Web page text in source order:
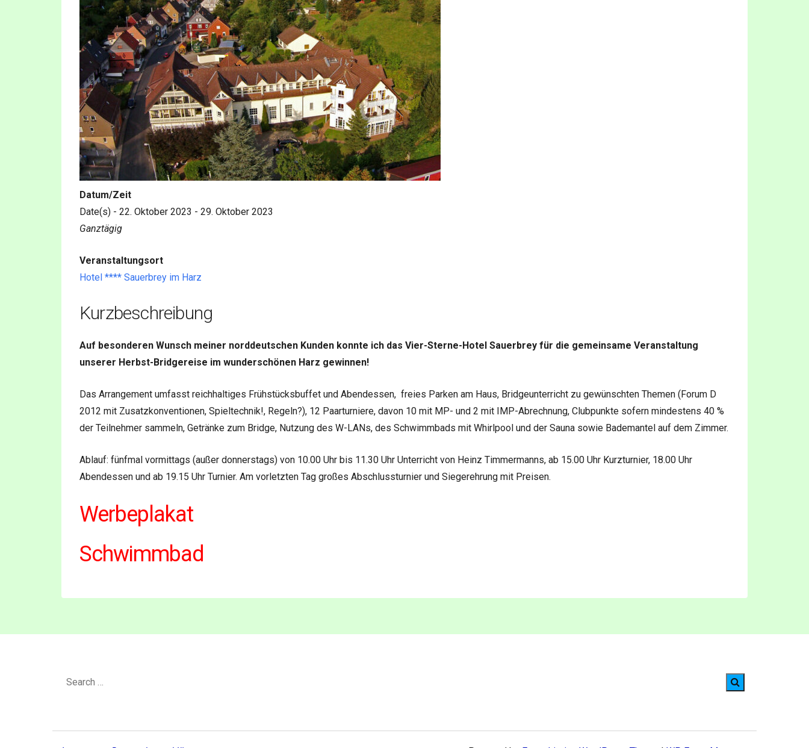
Datum/Zeit
Date(s) - 22. Oktober 2023 - 29. Oktober 2023
Ganztägig
Veranstaltungsort
Hotel **** Sauerbrey im Harz
Kurzbeschreibung
Auf besonderen Wunsch meiner norddeutschen Kunden konnte ich das Vier-Sterne-Hotel Sauerbrey für die gemeinsame Veranstaltung
unserer Herbst-Bridgereise im wunderschönen Harz gewinnen!
Das Arrangement umfasst reichhaltiges Frühstücksbuffet und Abendessen, freies Parken am Haus, Bridgeunterricht zu gewünschten Themen (Forum D
2012 mit Zusatzkonventionen, Spieltechnik!, Regeln?), 12 Paarturniere, davon 10 mit MP- und 2 mit IMP-Abrechnung, Clubpunkte sofern mindestens 40 %
der Teilnehmer sammeln, Getränke zum Bridge, Nutzung des W-LANs, des Schwimmbads mit Whirlpool und der Sauna sowie Bademantel auf dem Zimmer.
Ablauf: fünfmal vormittags (außer donnerstags) von 10.00 Uhr bis 11.30 Uhr Unterricht von Heinz Timmermanns, ab 15.00 Uhr Kurzturnier, 18.00 Uhr
Abendessen und ab 19.15 Uhr Turnier. Am vorletzten Tag großes Abschlussturnier und Siegerehrung mit Preisen.
Werbeplakat
Schwimmbad
Search